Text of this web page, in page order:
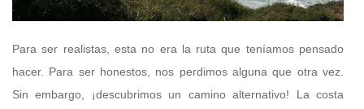
Para ser realistas, esta no era la ruta que teníamos pensado
hacer. Para ser honestos, nos perdimos alguna que otra vez.
Sin embargo, ¡descubrimos un camino alternativo! La costa